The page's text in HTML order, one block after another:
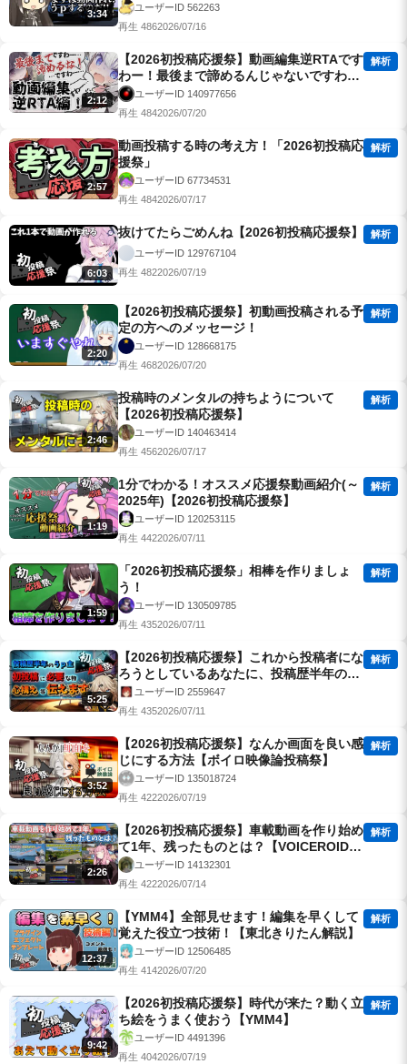
3:34
ユーザーID 562263
再生 4862026/07/16
2:12
【2026初投稿応援祭】動画編集逆RTAです
わー！最後まで諦めるんじゃないですわ
ー！【VOICEROID劇場/ソフトウェアトー
ク劇場】
解析
ユーザーID 140977656
再生 4842026/07/20
2:57
動画投稿する時の考え方！「2026初投稿応
援祭」
解析
ユーザーID 67734531
再生 4842026/07/17
6:03
抜けてたらごめんね【2026初投稿応援祭】
解析
ユーザーID 129767104
再生 4822026/07/19
2:20
【2026初投稿応援祭】初動画投稿される予
定の方へのメッセージ！
解析
ユーザーID 128668175
再生 4682026/07/20
2:46
投稿時のメンタルの持ちようについて
【2026初投稿応援祭】
解析
ユーザーID 140463414
再生 4562026/07/17
1:19
1分でわかる！オススメ応援祭動画紹介(～
2025年)【2026初投稿応援祭】
解析
ユーザーID 120253115
再生 4422026/07/11
1:59
「2026初投稿応援祭」相棒を作りましょ
う！
解析
ユーザーID 130509785
再生 4352026/07/11
5:25
【2026初投稿応援祭】これから投稿者にな
ろうとしているあなたに、投稿歴半年のペ
ーペーが色々話します【VOICEVOX劇場】
解析
ユーザーID 2559647
再生 4352026/07/11
3:52
【2026初投稿応援祭】なんか画面を良い感
じにする方法【ボイロ映像論投稿祭】
解析
ユーザーID 135018724
再生 4222026/07/19
2:26
【2026初投稿応援祭】車載動画を作り始め
て1年、残ったものとは？【VOICEROID劇
場】
解析
ユーザーID 14132301
再生 4222026/07/14
12:37
【YMM4】全部見せます！編集を早くして
覚えた役立つ技術！【東北きりたん解説】
解析
ユーザーID 12506485
再生 4142026/07/20
9:42
【2026初投稿応援祭】時代が来た？動く立
ち絵をうまく使おう【YMM4】
解析
ユーザーID 4491396
再生 4042026/07/19